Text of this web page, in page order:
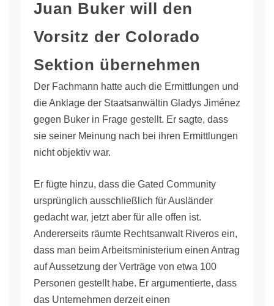
Juan Buker will den
Vorsitz der Colorado
Sektion übernehmen
Der Fachmann hatte auch die Ermittlungen und
die Anklage der Staatsanwältin Gladys Jiménez
gegen Buker in Frage gestellt. Er sagte, dass
sie seiner Meinung nach bei ihren Ermittlungen
nicht objektiv war.
Er fügte hinzu, dass die Gated Community
ursprünglich ausschließlich für Ausländer
gedacht war, jetzt aber für alle offen ist.
Andererseits räumte Rechtsanwalt Riveros ein,
dass man beim Arbeitsministerium einen Antrag
auf Aussetzung der Verträge von etwa 100
Personen gestellt habe. Er argumentierte, dass
das Unternehmen derzeit einen